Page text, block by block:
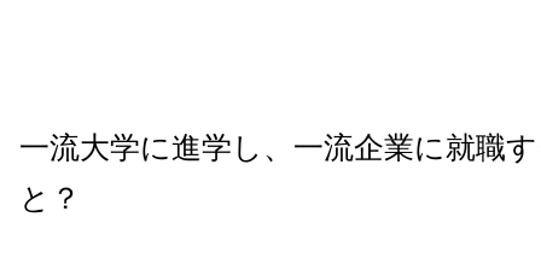
一流大学に進学し、一流企業に就職
と？